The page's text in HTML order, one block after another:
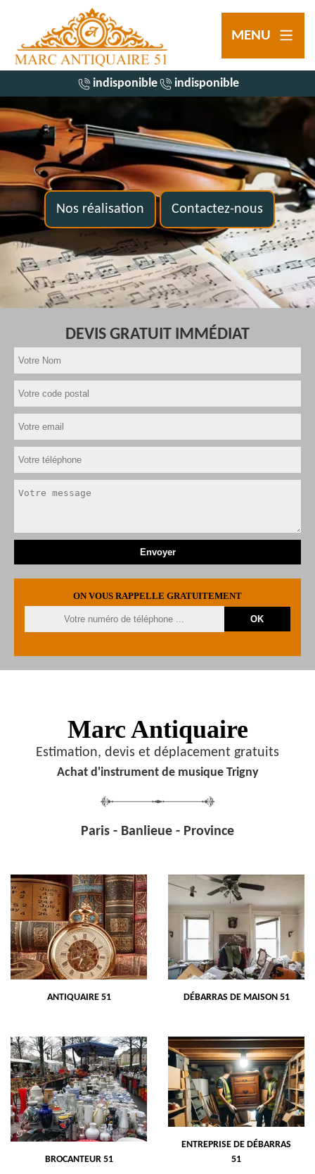
MENU
indisponible indisponible
Nos réalisation Contactez-nous
DEVIS GRATUIT IMMÉDIAT
ON VOUS RAPPELLE GRATUITEMENT
Marc Antiquaire
Estimation, devis et déplacement gratuits
Achat d'instrument de musique Trigny
Paris - Banlieue - Province
ANTIQUAIRE 51 DÉBARRAS DE MAISON 51
BROCANTEUR 51
ENTREPRISE DE DÉBARRAS
51